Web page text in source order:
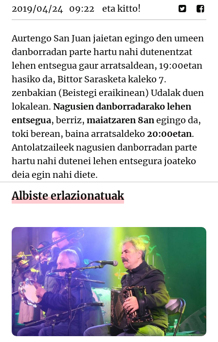
2019/04/24 09:22 eta kitto!
Aurtengo San Juan jaietan egingo den umeen
danborradan parte hartu nahi dutenentzat
lehen entsegua gaur arratsaldean, 19:00etan
hasiko da, Bittor Sarasketa kaleko 7.
zenbakian (Beistegi eraikinean) Udalak duen
lokalean. Nagusien danborradarako lehen
entsegua, berriz, maiatzaren 8anegingo da,
toki berean, baina arratsaldeko 20:00etan.
Antolatzaileek nagusien danborradan parte
hartu nahi dutenei lehen entsegura joateko
deia egin nahi diete.
Albiste erlazionatuak